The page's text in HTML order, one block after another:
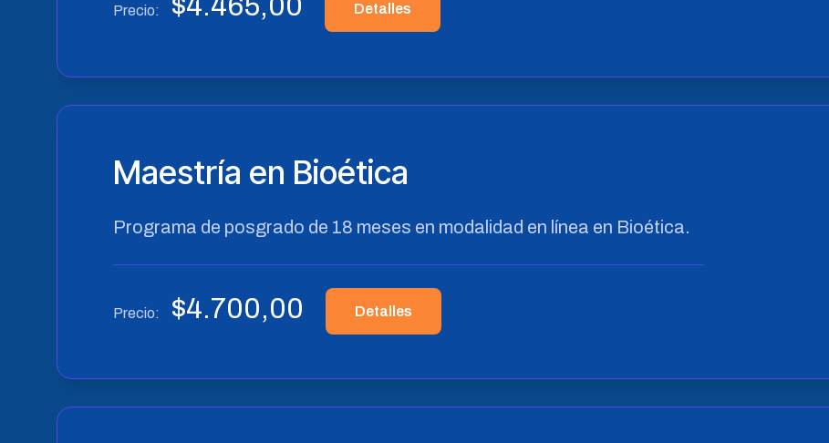
Precio: Detalles
Maestría en Bioética
Programa de posgrado de 18 meses en modalidad en línea en Bioética.
Precio: $4.700,00 Detalles